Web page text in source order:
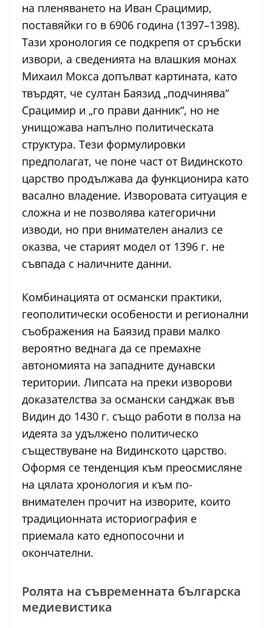
на пленяването на Иван Срацимир,
поставяйки го в 6906 година (1397–1398).
Тази хронология се подкрепя от сръбски
извори, а сведенията на влашкия монах
Михаил Мокса допълват картината, като
твърдят, че султан Баязид „подчинява“
Срацимир и „го прави данник“, но не
унищожава напълно политическата
структура. Тези формулировки
предполагат, че поне част от Видинското
царство продължава да функционира като
васално владение. Изворовата ситуация е
сложна и не позволява категорични
изводи, но при внимателен анализ се
оказва, че старият модел от 1396 г. не
съвпада с наличните данни.
Комбинацията от османски практики,
геополитически особености и регионални
съображения на Баязид прави малко
вероятно веднага да се премахне
автономията на западните дунавски
територии. Липсата на преки изворови
доказателства за османски санджак във
Видин до 1430 г. също работи в полза на
идеята за удължено политическо
съществуване на Видинското царство.
Оформя се тенденция към преосмисляне
на цялата хронология и към по-
внимателен прочит на изворите, които
традиционната историография е
приемала като еднопосочни и
окончателни.
Ролята на съвременната българска
медиевистика